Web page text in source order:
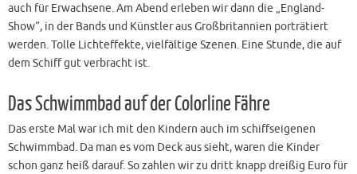
auch für Erwachsene. Am Abend erleben wir dann die „England-
Show“, in der Bands und Künstler aus Großbritannien porträtiert
werden. Tolle Lichteffekte, vielfältige Szenen. Eine Stunde, die auf
dem Schiff gut verbracht ist.
Das Schwimmbad auf der Colorline Fähre
Das erste Mal war ich mit den Kindern auch im schiffseigenen
Schwimmbad. Da man es vom Deck aus sieht, waren die Kinder
schon ganz heiß darauf. So zahlen wir zu dritt knapp dreißig Euro für